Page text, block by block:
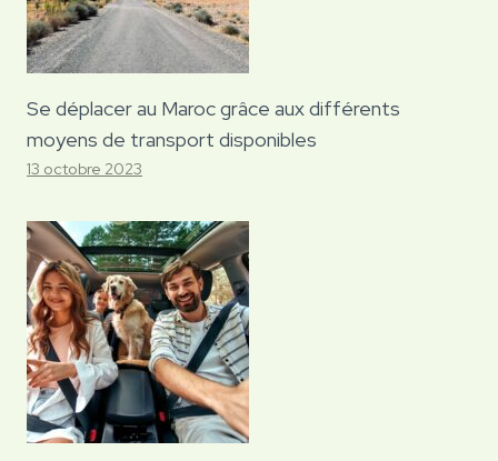
Se déplacer au Maroc grâce aux différents
moyens de transport disponibles
13 octobre 2023